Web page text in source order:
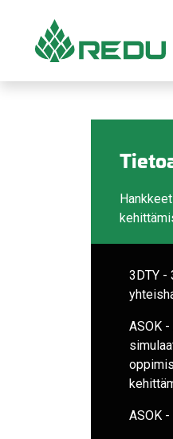
3DTY -
ASOK
ASOK